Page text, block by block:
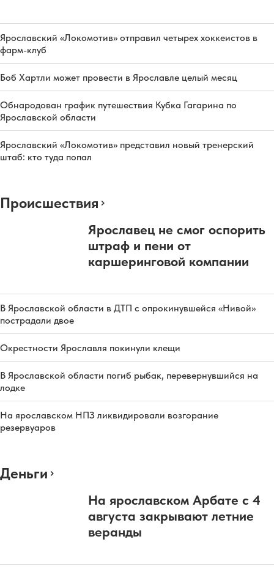
Ярославский «Локомотив» отправил четырех хоккеистов в
фарм-клуб
Боб Хартли может провести в Ярославле целый месяц
Обнародован график путешествия Кубка Гагарина по
Ярославской области
Ярославский «Локомотив» представил новый тренерский
штаб: кто туда попал
Происшествия
Ярославец не смог оспорить
штраф и пени от
каршеринговой компании
В Ярославской области в ДТП с опрокинувшейся «Нивой»
пострадали двое
Окрестности Ярославля покинули клещи
В Ярославской области погиб рыбак, перевернувшийся на
лодке
На ярославском НПЗ ликвидировали возгорание
резервуаров
Деньги
На ярославском Арбате с 4
августа закрывают летние
веранды